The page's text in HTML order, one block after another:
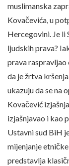
muslimanska
Kovačevića, u
Hercegovini. Je li
ljudskih prava?
prava raspravljao
da je žrtva
ukazuju da se na
Kovačević
izjašnjavao i kao
Ustavni sud BiH
mijenjanje
predstavlja